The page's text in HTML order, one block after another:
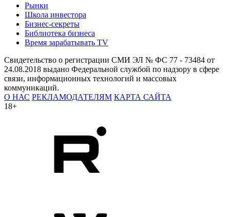
Рынки
Школа инвестора
Бизнес-секреты
Библиотека бизнеса
Время зарабатывать TV
Свидетельство о регистрации СМИ ЭЛ № ФС 77 - 73484 от
24.08.2018 выдано Федеральной службой по надзору в сфере
связи, информационных технологий и массовых
коммуникаций.
О НАС РЕКЛАМОДАТЕЛЯМ КАРТА САЙТА
18+